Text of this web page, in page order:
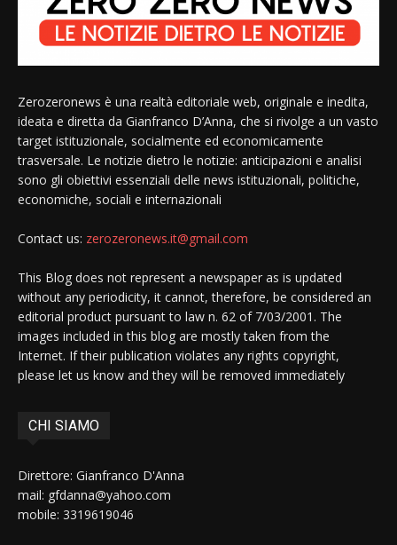
Zerozeronews è una realtà editoriale web, originale e inedita,
ideata e diretta da Gianfranco D’Anna, che si rivolge a un vasto
target istituzionale, socialmente ed economicamente
trasversale. Le notizie dietro le notizie: anticipazioni e analisi
sono gli obiettivi essenziali delle news istituzionali, politiche,
economiche, sociali e internazionali
Contact us: zerozeronews.it@gmail.com
This Blog does not represent a newspaper as is updated
without any periodicity, it cannot, therefore, be considered an
editorial product pursuant to law n. 62 of 7/03/2001. The
images included in this blog are mostly taken from the
Internet. If their publication violates any rights copyright,
please let us know and they will be removed immediately
CHI SIAMO
Direttore: Gianfranco D'Anna
mail: gfdanna@yahoo.com
mobile: 3319619046